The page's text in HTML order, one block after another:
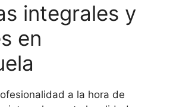
integrales y
en
a la hora de